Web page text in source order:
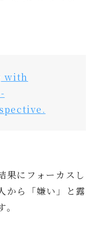
with
果にフォーカスし
から「嫌い」と露